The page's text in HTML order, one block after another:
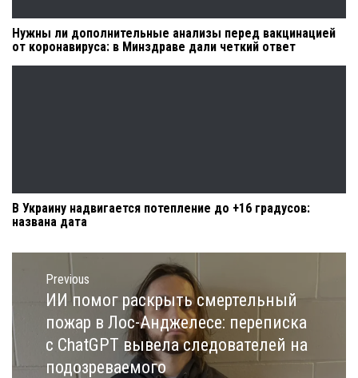
Нужны ли дополнительные анализы перед вакцинацией
от коронавируса: в Минздраве дали четкий ответ
В Украину надвигается потепление до +16 градусов:
названа дата
Навигация
записям
Previous
Previous
post:
ИИ помог раскрыть смертельный
пожар в Лос-Анджелесе: переписка
с ChatGPT вывела следователей на
подозреваемого